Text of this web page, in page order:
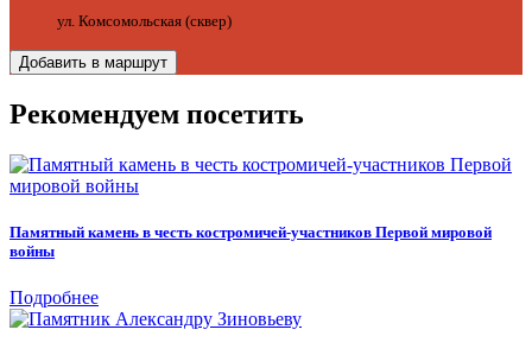
ул. Комсомольская (сквер)
Добавить в маршрут
Рекомендуем посетить
Памятный камень в честь костромичей-участников Первой мировой
войны
Подробнее